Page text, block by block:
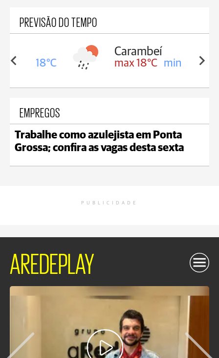
PREVISÃO DO TEMPO
18°C
Carambeí
max 18°C min 17°C
EMPREGOS
Trabalhe como azulejista em Ponta
Grossa; confira as vagas desta sexta
PUBLICIDADE
AREDEPLAY